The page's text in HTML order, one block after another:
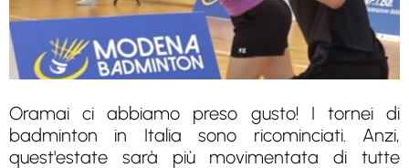
Oramai ci abbiamo preso gusto! I tornei di
badminton in Italia sono ricominciati. Anzi,
quest'estate sarà più movimentata di tutte